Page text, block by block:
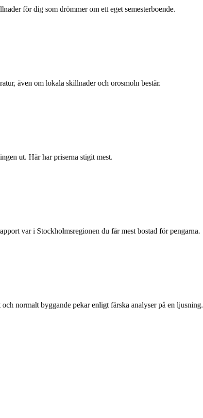
för dig som drömmer om ett eget semesterboende.
även om lokala skillnader och orosmoln består.
ut. Här har priserna stigit mest.
var i Stockholmsregionen du får mest bostad för pengarna.
normalt byggande pekar enligt färska analyser på en ljusning.